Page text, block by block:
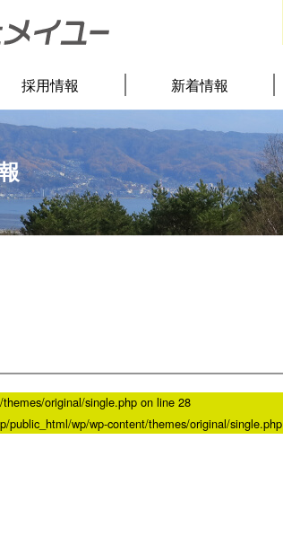
採用情報 新着情報
original/single.php on line 28
public_html/wp/wp-content/themes/original/single.php